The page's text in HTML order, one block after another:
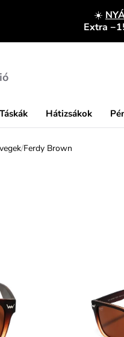
☀️
Extra
Táskák Hátizsákok
/Ferdy Brown